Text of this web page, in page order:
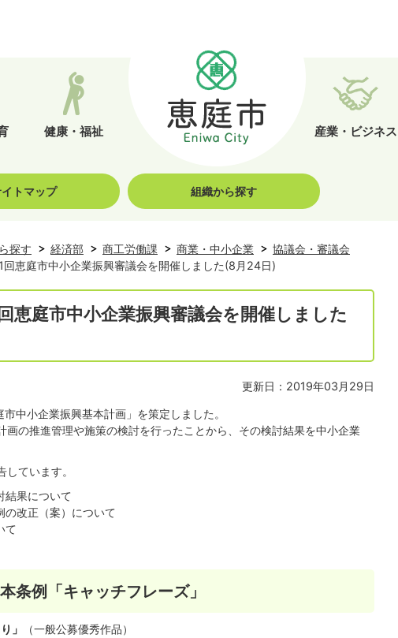
健康・福祉 産業・ビジネス
トマップ 組織から探す
探す 経済部 商工労働課 商業・中小企業
協議会・審議会
恵庭市中小企業振興審議会を開催しました(8月24日)
恵庭市中小企業振興審議会を開催しました
更新日：2019年03月29日
中小企業振興基本計画」を策定しました。
画の推進管理や施策の検討を行ったことから、その検討結果を中小企業
ています。
結果について
の改正（案）について
て
条例「キャッチフレーズ」
」
（一般公募優秀作品）